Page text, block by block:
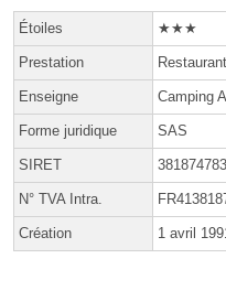
Étoiles ★★★
Prestation Restaurant
Enseigne Camping
Forme juridique SAS
SIRET
N° TVA Intra.
Création 1 avril